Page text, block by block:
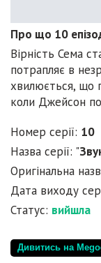
Про що 10
Вірність Сема
потрапляє в
хвилюється, що
коли Джейсон
Номер серії: 10
Назва серії: "
Оригінальна
Дата виходу
Статус: вийшла
Дивитись на